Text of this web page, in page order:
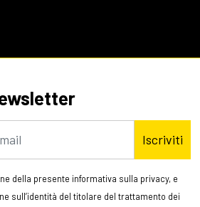
Iscriviti
della presente informativa sulla privacy, e
sull’identità del titolare del trattamento dei